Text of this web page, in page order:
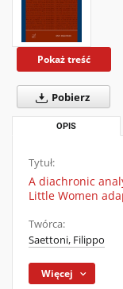
Pokaż treść
Pobierz
OPIS
Tytuł:
A diachronic
Little Women
Twórca:
Saettoni, Filippo
Więcej